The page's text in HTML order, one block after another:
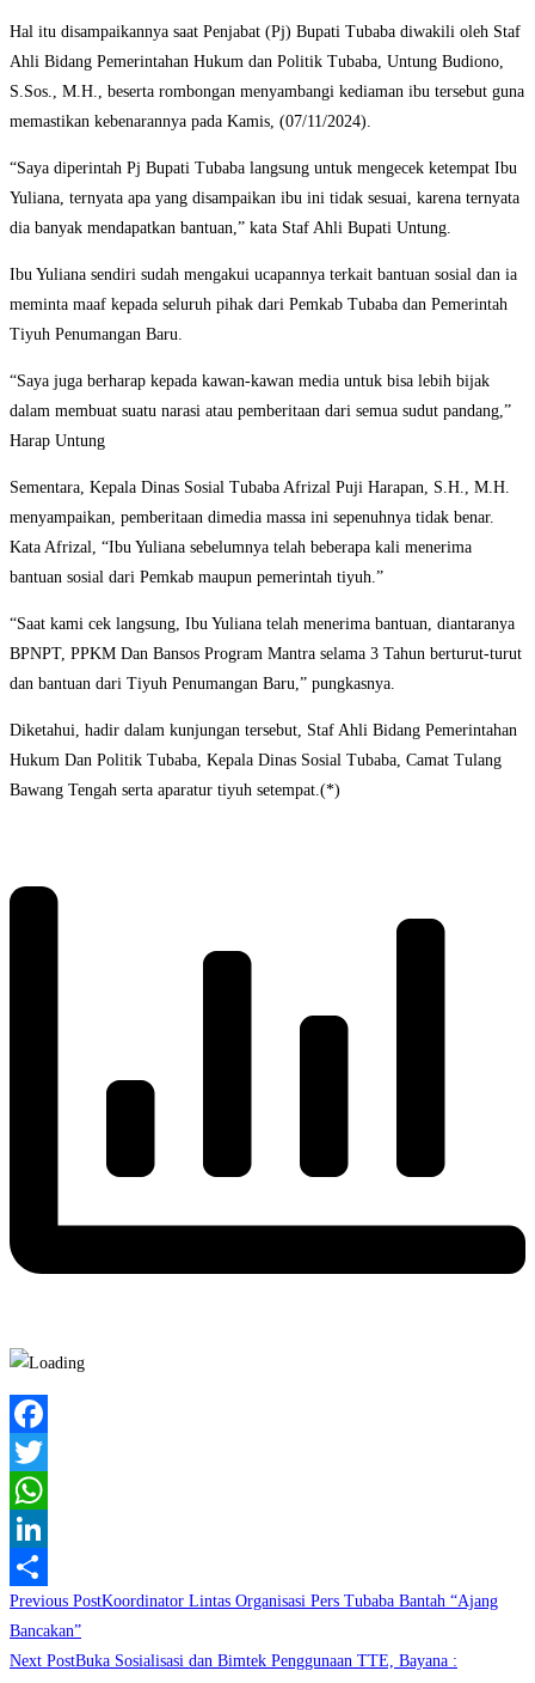
Hal itu disampaikannya saat Penjabat (Pj) Bupati Tubaba diwakili oleh Staf
Ahli Bidang Pemerintahan Hukum dan Politik Tubaba, Untung Budiono,
S.Sos., M.H., beserta rombongan menyambangi kediaman ibu tersebut guna
memastikan kebenarannya pada Kamis, (07/11/2024).
“Saya diperintah Pj Bupati Tubaba langsung untuk mengecek ketempat Ibu
Yuliana, ternyata apa yang disampaikan ibu ini tidak sesuai, karena ternyata
dia banyak mendapatkan bantuan,” kata Staf Ahli Bupati Untung.
Ibu Yuliana sendiri sudah mengakui ucapannya terkait bantuan sosial dan ia
meminta maaf kepada seluruh pihak dari Pemkab Tubaba dan Pemerintah
Tiyuh Penumangan Baru.
“Saya juga berharap kepada kawan-kawan media untuk bisa lebih bijak
dalam membuat suatu narasi atau pemberitaan dari semua sudut pandang,”
Harap Untung
Sementara, Kepala Dinas Sosial Tubaba Afrizal Puji Harapan, S.H., M.H.
menyampaikan, pemberitaan dimedia massa ini sepenuhnya tidak benar.
Kata Afrizal, “Ibu Yuliana sebelumnya telah beberapa kali menerima
bantuan sosial dari Pemkab maupun pemerintah tiyuh.”
“Saat kami cek langsung, Ibu Yuliana telah menerima bantuan, diantaranya
BPNPT, PPKM Dan Bansos Program Mantra selama 3 Tahun berturut-turut
dan bantuan dari Tiyuh Penumangan Baru,” pungkasnya.
Diketahui, hadir dalam kunjungan tersebut, Staf Ahli Bidang Pemerintahan
Hukum Dan Politik Tubaba, Kepala Dinas Sosial Tubaba, Camat Tulang
Bawang Tengah serta aparatur tiyuh setempat.(*)
Facebook
Twitter
WhatsApp
LinkedIn
Share
Read
more
articles
Previous PostKoordinator Lintas Organisasi Pers Tubaba Bantah “Ajang
Bancakan”
Next PostBuka Sosialisasi dan Bimtek Penggunaan TTE, Bayana :